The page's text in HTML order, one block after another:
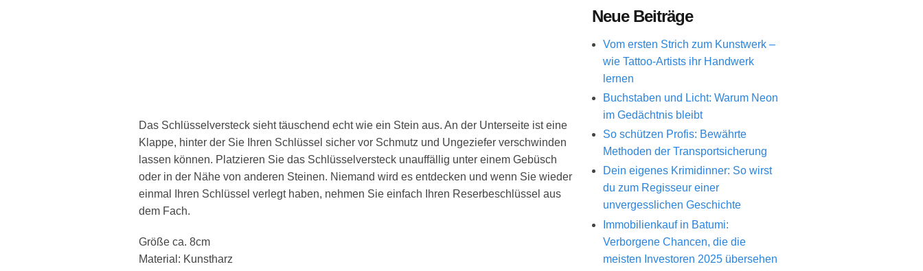
Das Schlüsselversteck sieht täuschend echt wie ein Stein aus. An der Unterseite ist eine
Klappe, hinter der Sie Ihren Schlüssel sicher vor Schmutz und Ungeziefer verschwinden
lassen können. Platzieren Sie das Schlüsselversteck unauffällig unter einem Gebüsch
oder in der Nähe von anderen Steinen. Niemand wird es entdecken und wenn Sie wieder
einmal Ihren Schlüssel verlegt haben, nehmen Sie einfach Ihren Reserbeschlüssel aus
dem Fach.
Größe ca. 8cm
Material: Kunstharz
Neue Beiträge
Vom ersten Strich zum Kunstwerk –
wie Tattoo-Artists ihr Handwerk
lernen
Buchstaben und Licht: Warum Neon
im Gedächtnis bleibt
So schützen Profis: Bewährte
Methoden der Transportsicherung
Dein eigenes Krimidinner: So wirst
du zum Regisseur einer
unvergesslichen Geschichte
Immobilienkauf in Batumi:
Verborgene Chancen, die die
meisten Investoren 2025 übersehen